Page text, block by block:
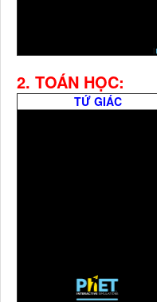
2. TOÁN HỌC:
TỨ GIÁC